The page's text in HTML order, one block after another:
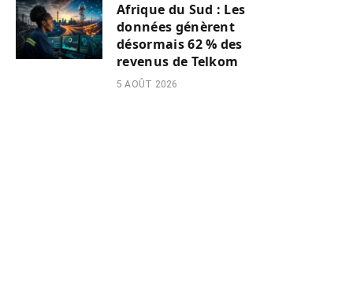
Afrique du Sud : Les
données génèrent
désormais 62 % des
revenus de Telkom
5 AOÛT 2026